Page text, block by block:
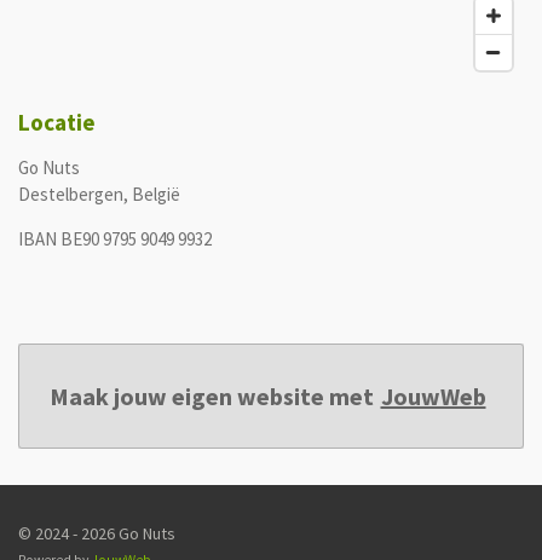
Locatie
Go Nuts
Destelbergen, België
IBAN BE90 9795 9049 9932
Maak jouw eigen website met JouwWeb
© 2024 - 2026 Go Nuts